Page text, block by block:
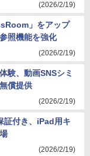
(2026/2/19)
」をアップ
照機能を強化
(2026/2/19)
験、動画SNSシミ
償提供
(2026/2/19)
証付き、iPad用キ
(2026/2/19)